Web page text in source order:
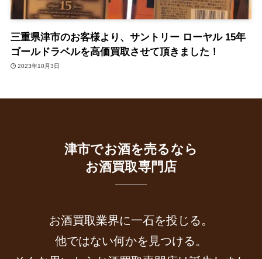
三重県津市のお客様より、サントリー ローヤル 15年
ゴールドラベルを高価買取させて頂きました！
2023年10月3日
津市でお酒を売るなら
お酒買取専門店
お酒買取業界に一石を投じる。
他ではない何かを見つける。